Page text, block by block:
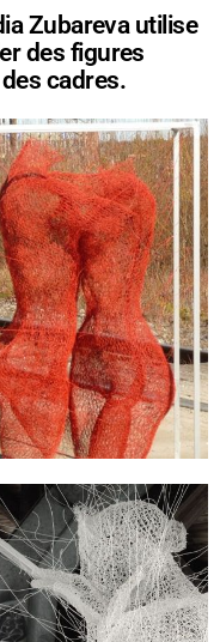
Zubareva utilise
des figures
cadres.